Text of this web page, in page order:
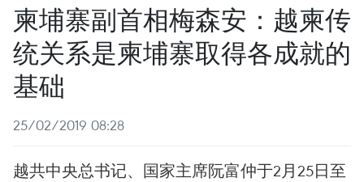
柬埔寨副首相梅森安：越柬传
统关系是柬埔寨取得各成就的
基础
25/02/2019 08:28
越共中央总书记、国家主席阮富仲于2月25日至